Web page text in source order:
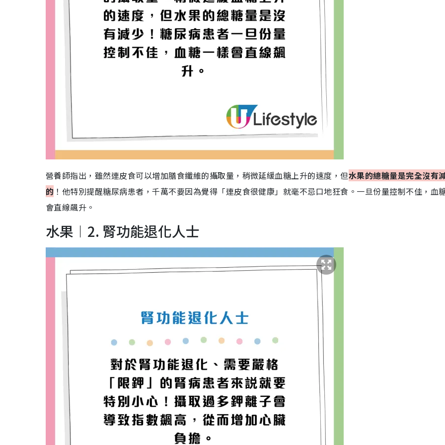
營養師指出，雖然連皮食可以增加膳食纖維的攝取量，稍微延緩血糖上升的速度，但水果的總糖量是完全沒有
的 ！他特別提醒糖尿病患者，千萬不要因為覺得「連皮食很健康」就毫不忌口地狂食。一旦份量控制不佳，血
會直線飆升。
水果︱2. 腎功能退化人士